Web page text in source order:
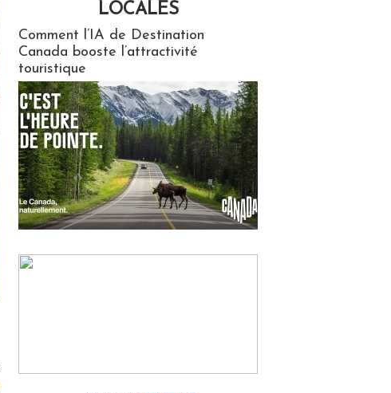
LOCALES
Comment l’IA de Destination
Canada booste l’attractivité
touristique